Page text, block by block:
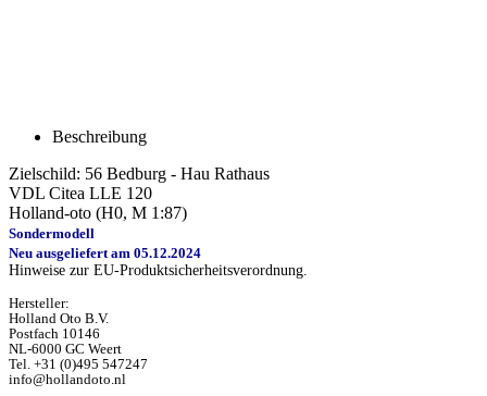
Beschreibung
Zielschild: 56 Bedburg - Hau Rathaus
VDL Citea LLE 120
Holland-oto (H0, M 1:87)
Sondermodell
Neu ausgeliefert am 05.12.2024
Hinweise zur EU-Produktsicherheitsverordnung.
Hersteller:
Holland Oto B.V.
Postfach 10146
NL-6000 GC Weert
Tel. +31 (0)495 547247
info@hollandoto.nl